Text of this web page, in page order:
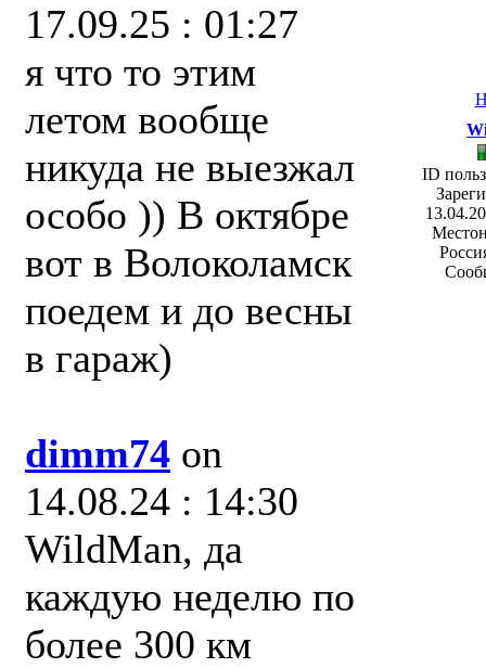
17.09.25 : 01:27
я что то этим
летом вообще
никуда не выезжал
особо )) В октябре
вот в Волоколамск
поедем и до весны
в гараж)
dimm74 on
14.08.24 : 14:30
WildMan, да
каждую неделю по
более 300 км
ID